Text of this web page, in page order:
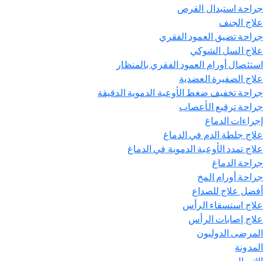
استبدال القرص
الجنف
تضيق العمود الفقري
السل الشوكي
أورام العمود الفقري بالمنظار
الضفيرة العضدية
تخفيف ضغط الأوعية الدموية الدقيقة
ترقيع الأعصاب
الدماغ
جلطة الدم في الدماغ
تمدد الأوعية الدموية في الدماغ
الدماغ
أورام المخ
علاج للصداع
استسقاء الرأس
إصابات الرأس
الدوليون